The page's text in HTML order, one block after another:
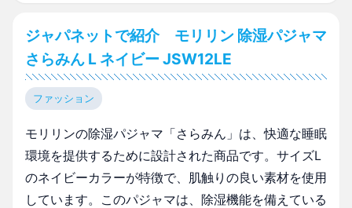
ジャパネットで紹介 モリリン 除湿パジャマ
さらみん L ネイビー JSW12LE
ファッション
モリリンの除湿パジャマ「さらみん」は、快適な睡眠
環境を提供するために設計された商品です。サイズL
のネイビーカラーが特徴で、肌触りの良い素材を使用
しています。このパジャマは、除湿機能を備えている